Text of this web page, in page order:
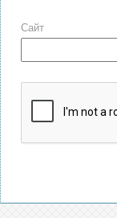
Сайт